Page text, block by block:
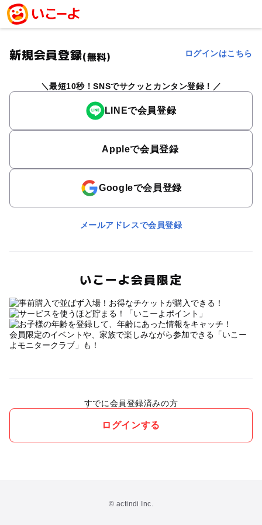
新規会員登録(無料) ログインはこちら
最短10秒！SNSでサクッとカンタン登録！
LINEで会員登録
Appleで会員登録
Googleで会員登録
メールアドレスで会員登録
いこーよ会員限定
会員限定のイベントや、家族で楽しみながら参加できる「いこー
よモニタークラブ」も！
すでに会員登録済みの方
ログインする
© actindi Inc.